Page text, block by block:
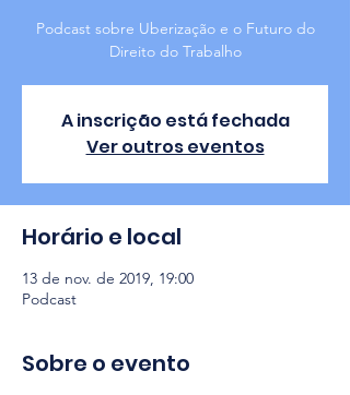
Podcast sobre Uberização e o Futuro do
Direito do Trabalho
A inscrição está fechada
Ver outros eventos
Horário e local
13 de nov. de 2019, 19:00
Podcast
Sobre o evento